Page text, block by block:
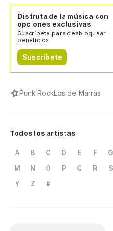
Disfruta de la música con
opciones exclusivas
Suscríbete para desbloquear
beneficios.
Suscríbete
Punk RockLos de Marras
Todos los artistas
A B C D E F G
M
N O P Q R S
Y
Z #